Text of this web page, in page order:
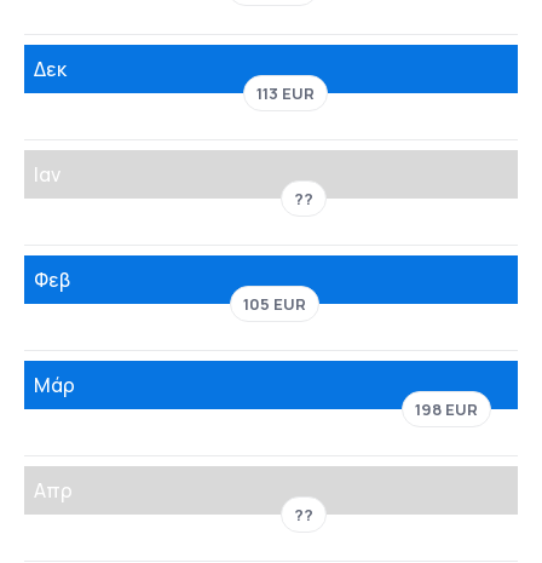
Δεκ
113 EUR
Ιαν
??
Φεβ
105 EUR
Μάρ
198 EUR
Απρ
??